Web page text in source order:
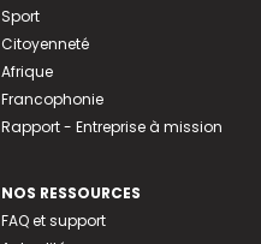
Sport
Citoyenneté
Afrique
Francophonie
Rapport - Entreprise à mission
NOS RESSOURCES
FAQ et support